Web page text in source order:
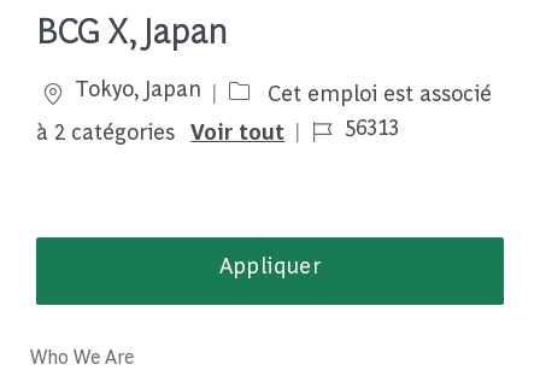
BCG X, Japan
Emplacement
Tokyo, Japan
Cet emploi est associé
à 2 catégories Voir tout Job Id56313
Appliquer
Who We Are